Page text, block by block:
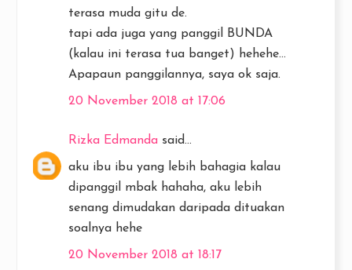
terasa muda gitu de.
tapi ada juga yang panggil BUNDA
(kalau ini terasa tua banget) hehehe...
Apapaun panggilannya, saya ok saja.
20 November 2018 at 17:06
Rizka Edmanda said...
aku ibu ibu yang lebih bahagia kalau
dipanggil mbak hahaha, aku lebih
senang dimudakan daripada dituakan
soalnya hehe
20 November 2018 at 18:17